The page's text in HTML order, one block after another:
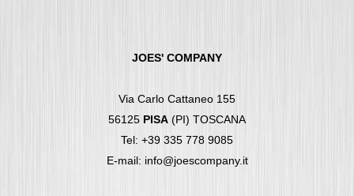
JOES' COMPANY
Via Carlo Cattaneo 155
56125 PISA (PI) TOSCANA
Tel: +39 335 778 9085
E-mail: info@joescompany.it